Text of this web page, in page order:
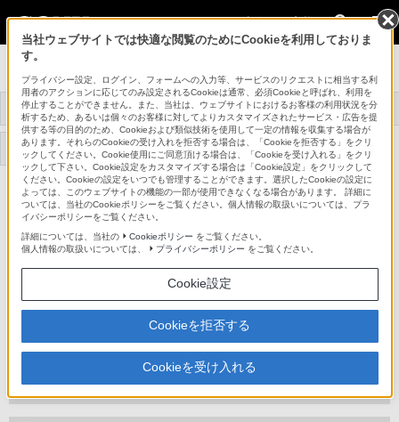
法人のお客様
トップ
オプティカルディスク・
アーカイブとは
商品一覧 関連商品
事例紹介
アプリケーションソフト
ウェア
サポート・お問い合わせ
ODS-L10
オプティカルディスク・アーカイブ10スロットライブラリー
対応商品・アクセサリー
デッキ周辺機器 / アクセサリー(1)
バッテリー / 電源関連(1)
当社ウェブサイトでは快適な閲覧のためにCookieを利用しておりま
す。
プライバシー設定、ログイン、フォームへの入力等、サービスのリクエストに相当する利
用者のアクションに応じてのみ設定されるCookieは通常、必須Cookieと呼ばれ、利用を
停止することができません。また、当社は、ウェブサイトにおけるお客様の利用状況を分
析するため、あるいは個々のお客様に対してよりカスタマイズされたサービス・広告を提
供する等の目的のため、Cookieおよび類似技術を使用して一定の情報を収集する場合が
あります。それらのCookieの受け入れを拒否する場合は、「Cookieを拒否する」をクリ
ックしてください。Cookie使用にご同意頂ける場合は、「Cookieを受け入れる」をクリ
ックして下さい。Cookie設定をカスタマイズする場合は「Cookie設定」をクリックして
ください。Cookieの設定をいつでも管理することができます。選択したCookieの設定に
よっては、このウェブサイトの機能の一部が使用できなくなる場合があります。 詳細に
ついては、当社のCookieポリシーをご覧ください。個人情報の取扱いについては、プラ
イバシーポリシーをご覧ください。
詳細については、当社の
Cookieポリシー をご覧ください。
個人情報の取扱いについては、
プライバシーポリシー をご覧ください。
Cookie設定
Cookieを拒否する
Cookieを受け入れる